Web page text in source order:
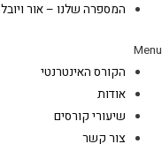
המספרה שלנו – אור ויובל
Menu
הקורס האינטרנטי
אודות
שיעורי קורסים
צור קשר